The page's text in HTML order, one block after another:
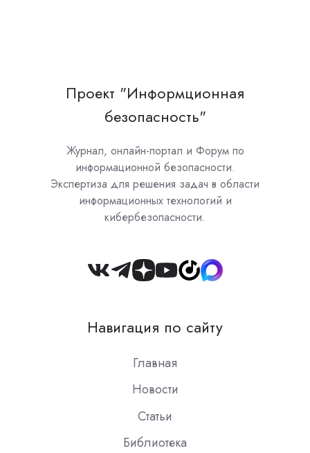
Проект "Информционная
безопасность"
Журнал, онлайн-портал и Форум по
информационной безопасности.
Экспертиза для решения задач в области
информационных технологий и
кибербезопасности.
Join
Slack
Навигация по сайту
Главная
Новости
Статьи
Библиотека